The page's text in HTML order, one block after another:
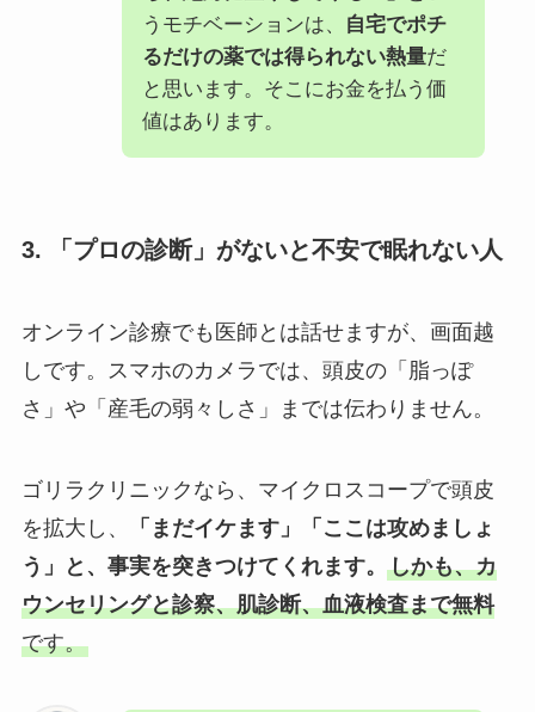
うモチベーションは、
自宅でポチ
るだけの薬では得られない熱量だ
と思います。そこにお金を払う価
値はあります。
3. 「プロの診断」がないと不安で眠れない人
オンライン診療でも医師とは話せますが、画面越
しです。スマホのカメラでは、頭皮の「脂っぽ
さ」や「産毛の弱々しさ」までは伝わりません。
ゴリラクリニックなら、マイクロスコープで頭皮
を拡大し、
「まだイケます」「ここは攻めましょ
う」と、事実を突きつけてくれます。 しかも、カ
ウンセリングと診察、肌診断、血液検査まで無料
です。